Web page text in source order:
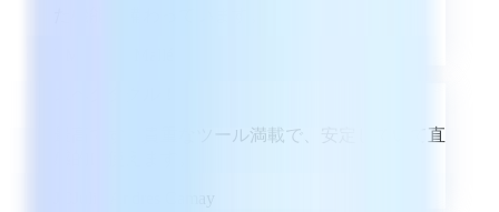
最高です。貴重なツール満載で、安定していて直